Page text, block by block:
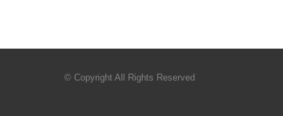
© Copyright All Rights Reserved